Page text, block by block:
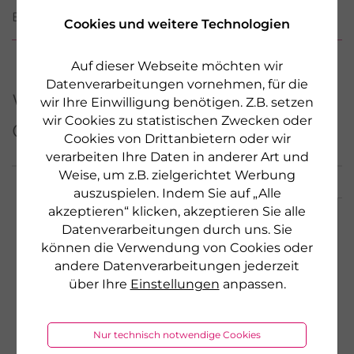
Cookies und weitere Technologien
Auf dieser Webseite möchten wir
Datenverarbeitungen vornehmen, für die
wir Ihre Einwilligung benötigen. Z.B. setzen
wir Cookies zu statistischen Zwecken oder
Cookies von Drittanbietern oder wir
verarbeiten Ihre Daten in anderer Art und
Weise, um z.B. zielgerichtet Werbung
auszuspielen. Indem Sie auf „Alle
akzeptieren“ klicken, akzeptieren Sie alle
Datenverarbeitungen durch uns. Sie
können die Verwendung von Cookies oder
andere Datenverarbeitungen jederzeit
über Ihre Einstellungen anpassen.
Nur technisch notwendige Cookies
BEWERTUNGEN
Weitere Produkte aus
dieser Serie
NEU